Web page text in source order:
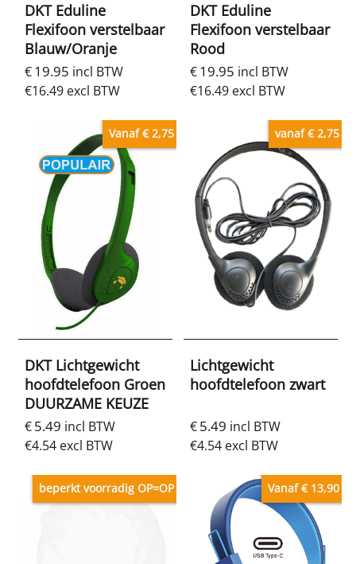
DKT Eduline
Flexifoon verstelbaar
Blauw/Oranje
€19.95 incl BTW
€16.49 excl BTW
DKT Eduline
Flexifoon verstelbaar
Rood
€19.95 incl BTW
€16.49 excl BTW
Vanaf € 2,75
DKT Lichtgewicht
hoofdtelefoon Groen
DUURZAME KEUZE
€5.49 incl BTW
€4.54 excl BTW
vanaf € 2,75
Lichtgewicht
hoofdtelefoon zwart
€5.49 incl BTW
€4.54 excl BTW
beperkt voorradig OP=OP Vanaf € 13,90